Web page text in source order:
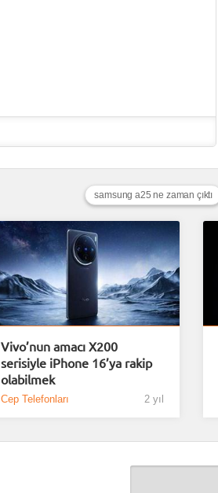
samsung a25 ne zaman çıktı
Vivo’nun amacı X200
serisiyle iPhone 16’ya rakip
olabilmek
Cep Telefonları 2 yıl